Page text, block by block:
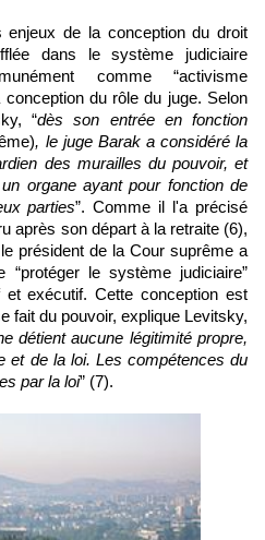
enjeux de la conception du droit
dans le système judiciaire
comme “activisme
du rôle du juge. Selon
“
, le juge Barak a considéré la
des murailles du pouvoir, et
organe ayant pour fonction de
parties”. Comme il l'a précisé
après son départ à la retraite (6),
président de la Cour suprême a
“protéger le système judiciaire”
exécutif. Cette conception est
fait du pouvoir, explique Levitsky,
détient aucune légitimité propre,
et de la loi. Les compétences du
par la loi” (7).